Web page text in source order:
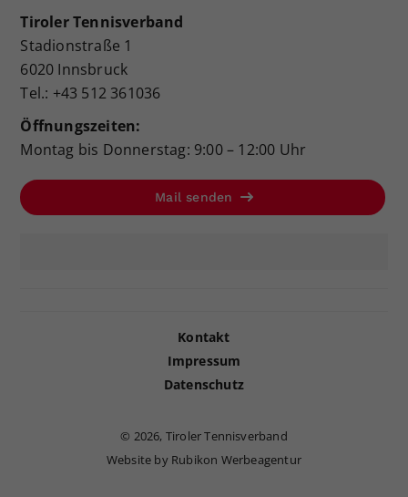
Tiroler Tennisverband
Stadionstraße 1
6020 Innsbruck
Tel.: +43 512 361036
Öffnungszeiten:
Montag bis Donnerstag: 9:00 – 12:00 Uhr
Mail senden
Kontakt
Impressum
Datenschutz
© 2026, Tiroler Tennisverband
Website by Rubikon Werbeagentur